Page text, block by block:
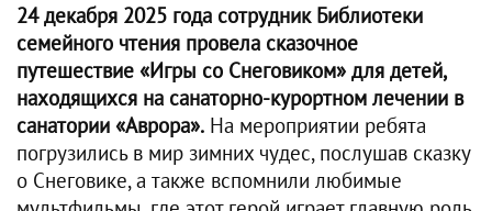
24 декабря 2025 года сотрудник Библиотеки
семейного чтения провела сказочное
путешествие «Игры со Снеговиком» для детей,
находящихся на санаторно-курортном лечении в
санатории «Аврора». На мероприятии ребята
погрузились в мир зимних чудес, послушав сказку
о Снеговике, а также вспомнили любимые